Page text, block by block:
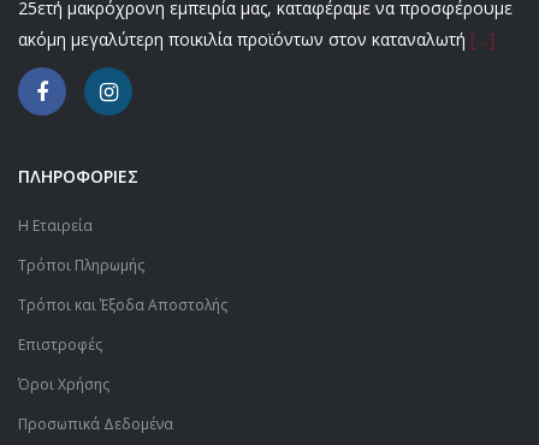
25ετή μακρόχρονη εμπειρία μας, καταφέραμε να προσφέρουμε
ακόμη μεγαλύτερη ποικιλία προϊόντων στον καταναλωτή […]
ΠΛΗΡΟΦΟΡΙΕΣ
Η Εταιρεία
Τρόποι Πληρωμής
Τρόποι και Έξοδα Αποστολής
Επιστροφές
Όροι Χρήσης
Προσωπικά Δεδομένα